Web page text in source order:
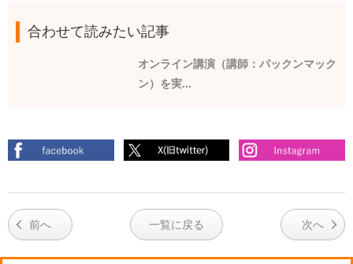
合わせて読みたい記事
オンライン講演（講師：パックンマック
ン）を実...
前へ 一覧に戻る 次へ